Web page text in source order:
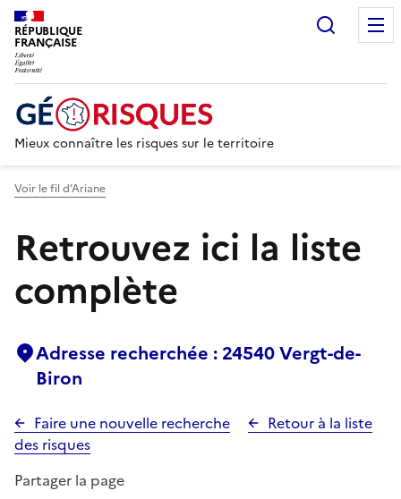
RÉPUBLIQUE
FRANÇAISE
Mieux connaître les risques sur le territoire
Voir le fil d’Ariane
Retrouvez ici la liste
complète
Adresse recherchée : 24540 Vergt-de-
Biron
Faire une nouvelle recherche
Retour à la liste
des risques
Partager la page